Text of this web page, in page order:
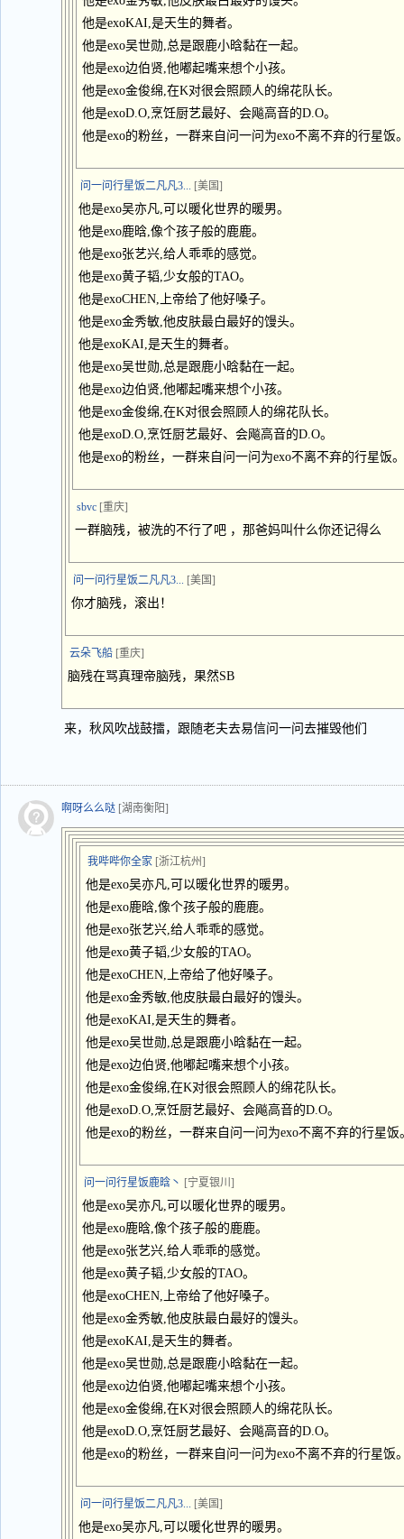
他是exoKAI,是天生的舞者。
他是exo吴世勋,总是跟鹿小晗黏在一起。
他是exo边伯贤,他嘟起嘴来想个小孩。
他是exo金俊绵,在K对很会照顾人的绵花队长。
他是exoD.O,烹饪厨艺最好、会飚高音的D.O。
他是exo的粉丝，一群来自问一问为exo不离不弃的行星饭
问一问行星饭二凡凡3... [美国]
他是exo吴亦凡,可以暖化世界的暖男。
他是exo鹿晗,像个孩子般的鹿鹿。
他是exo张艺兴,给人乖乖的感觉。
他是exo黄子韬,少女般的TAO。
他是exoCHEN,上帝给了他好嗓子。
他是exo金秀敏,他皮肤最白最好的馒头。
他是exoKAI,是天生的舞者。
他是exo吴世勋,总是跟鹿小晗黏在一起。
他是exo边伯贤,他嘟起嘴来想个小孩。
他是exo金俊绵,在K对很会照顾人的绵花队长。
他是exoD.O,烹饪厨艺最好、会飚高音的D.O。
他是exo的粉丝，一群来自问一问为exo不离不弃的行星饭。
sbvc [重庆]
一群脑残，被洗的不行了吧 ，那爸妈叫什么你还记得么
问一问行星饭二凡凡3... [美国]
你才脑残，滚出！
云朵飞船 [重庆]
脑残在骂真理帝脑残，果然SB
来，秋风吹战鼓擂，跟随老夫去易信问一问去摧毁他们
啊呀么么哒 [湖南衡阳]
我哔哔你全家 [浙江杭州]
他是exo吴亦凡,可以暖化世界的暖男。
他是exo鹿晗,像个孩子般的鹿鹿。
他是exo张艺兴,给人乖乖的感觉。
他是exo黄子韬,少女般的TAO。
他是exoCHEN,上帝给了他好嗓子。
他是exo金秀敏,他皮肤最白最好的馒头。
他是exoKAI,是天生的舞者。
他是exo吴世勋,总是跟鹿小晗黏在一起。
他是exo边伯贤,他嘟起嘴来想个小孩。
他是exo金俊绵,在K对很会照顾人的绵花队长。
他是exoD.O,烹饪厨艺最好、会飚高音的D.O。
他是exo的粉丝，一群来自问一问为exo不离不弃的行星饭
问一问行星饭鹿晗丶 [宁夏银川]
他是exo吴亦凡,可以暖化世界的暖男。
他是exo鹿晗,像个孩子般的鹿鹿。
他是exo张艺兴,给人乖乖的感觉。
他是exo黄子韬,少女般的TAO。
他是exoCHEN,上帝给了他好嗓子。
他是exo金秀敏,他皮肤最白最好的馒头。
他是exoKAI,是天生的舞者。
他是exo吴世勋,总是跟鹿小晗黏在一起。
他是exo边伯贤,他嘟起嘴来想个小孩。
他是exo金俊绵,在K对很会照顾人的绵花队长。
他是exoD.O,烹饪厨艺最好、会飚高音的D.O。
他是exo的粉丝，一群来自问一问为exo不离不弃的行星饭
问一问行星饭二凡凡3... [美国]
他是exo吴亦凡,可以暖化世界的暖男。